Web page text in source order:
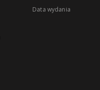
Data wydania